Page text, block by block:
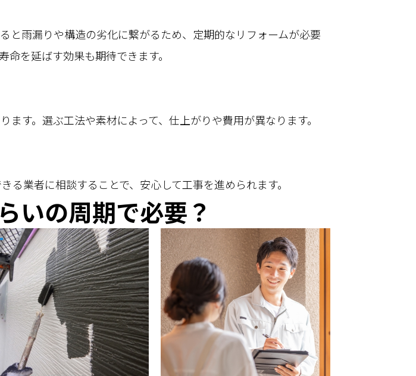
と雨漏りや構造の劣化に繋がるため、定期的なリフォームが必要
を延ばす効果も期待できます。
す。選ぶ工法や素材によって、仕上がりや費用が異なります。
業者に相談することで、安心して工事を進められます。
いの周期で必要？